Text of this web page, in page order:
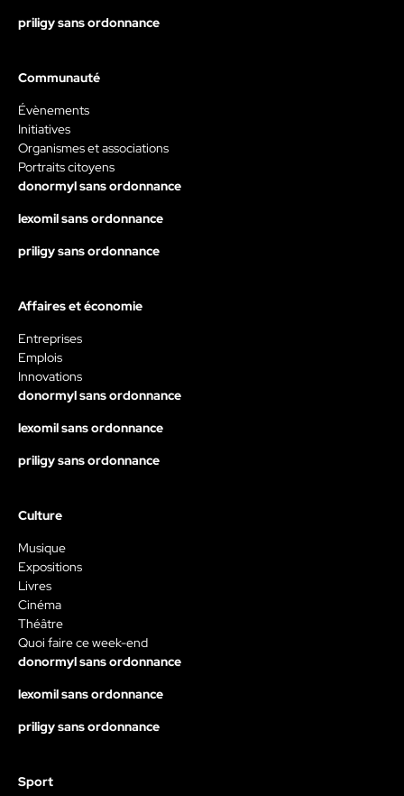
priligy sans ordonnance
Communauté
Évènements
Initiatives
Organismes et associations
Portraits citoyens
donormyl sans ordonnance
lexomil sans ordonnance
priligy sans ordonnance
Affaires et économie
Entreprises
Emplois
Innovations
donormyl sans ordonnance
lexomil sans ordonnance
priligy sans ordonnance
Culture
Musique
Expositions
Livres
Cinéma
Théâtre
Quoi faire ce week-end
donormyl sans ordonnance
lexomil sans ordonnance
priligy sans ordonnance
Sport